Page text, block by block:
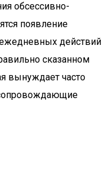
обсессивно-
появление
действий
сказанном
вынуждает часто